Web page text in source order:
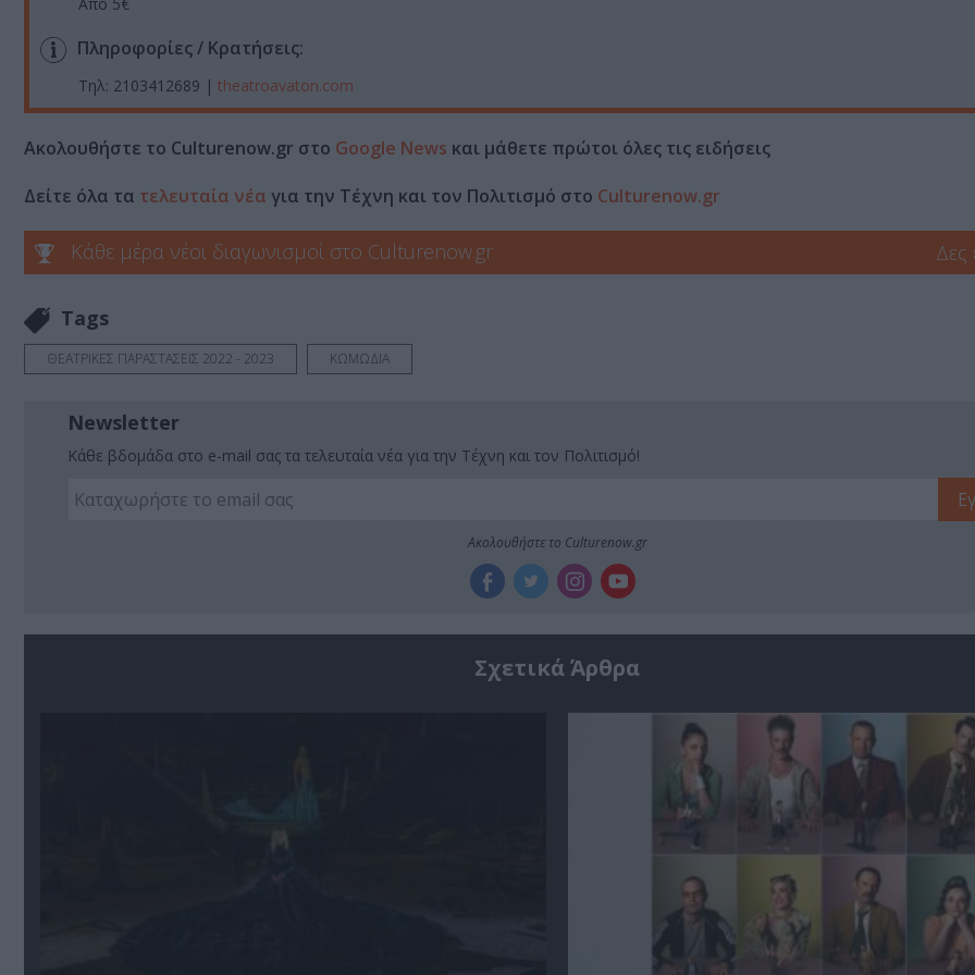
Πληροφορίες / Κρατήσεις:
Τηλ: 2103412689 | theatroavaton.com
Ακολουθήστε το Culturenow.gr στο Google News και μάθετε πρώτοι όλες τις ειδήσεις
Δείτε όλα τα τελευταία νέα για την Τέχνη και τον Πολιτισμό στο Culturenow.gr
Κάθε μέρα νέοι διαγωνισμοί στο Culturenow.gr
Tags
ΘΕΑΤΡΙΚΕΣ ΠΑΡΑΣΤΑΣΕΙΣ 2022 - 2023 ΚΩΜΩΔΙΑ
Newsletter
Κάθε βδομάδα στο e-mail σας τα τελευταία νέα για την Τέχνη και τον Πολιτισμό!
Ακολουθήστε το Culturenow.gr
Σχετικά Άρθρα